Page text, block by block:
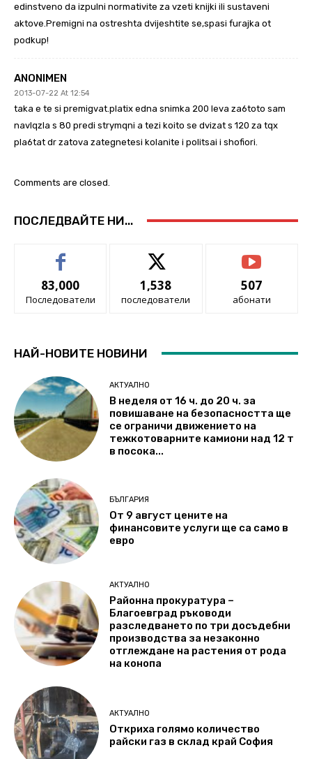
edinstveno da izpulni normativite za vzeti knijki ili sustaveni
aktove.Premigni na ostreshta dvijeshtite se,spasi furajka ot
podkup!
ANONIMEN
2013-07-22 At 12:54
taka e te si premigvat.platix edna snimka 200 leva za6toto sam
navlqzla s 80 predi strymqni a tezi koito se dvizat s 120 za tqx
pla6tat dr zatova zategnetesi kolanite i politsai i shofiori.
Comments are closed.
ПОСЛЕДВАЙТЕ НИ...
83,000
Последователи
1,538
последователи
507
абонати
НАЙ-НОВИТЕ НОВИНИ
АКТУАЛНО
В неделя от 16 ч. до 20 ч. за
повишаване на безопасността ще
се ограничи движението на
тежкотоварните камиони над 12 т
в посока...
БЪЛГАРИЯ
От 9 август цените на
финансовите услуги ще са само в
евро
АКТУАЛНО
Районна прокуратура –
Благоевград ръководи
разследването по три досъдебни
производства за незаконно
отглеждане на растения от рода
на конопа
АКТУАЛНО
Откриха голямо количество
райски газ в склад край София